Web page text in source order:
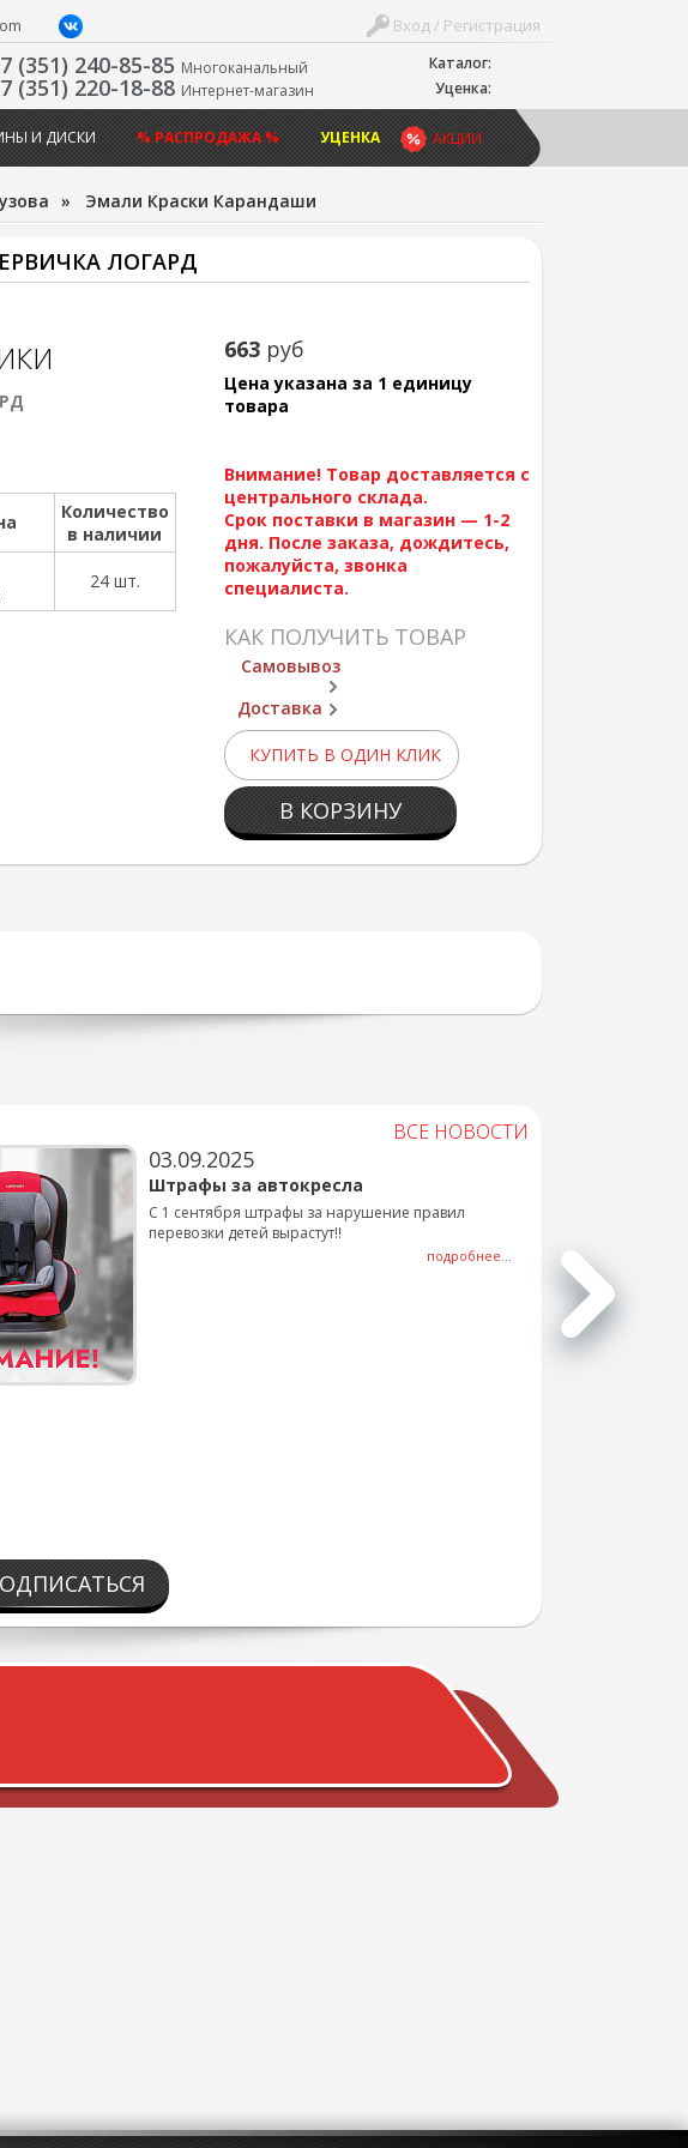
Каталог:
Уценка:
Вход / Регистрация
(351) 240-85-85 Многоканальный
(351) 220-18-88 Интернет-магазин
АКЦИИ
И ДИСКИ % РАСПРОДАЖА % УЦЕНКА
» Эмали Краски Карандаши
ЛОГАРД
663 руб
Цена указана за 1 единицу
товара
Внимание! Товар доставляется с
центрального склада.
Срок поставки в магазин — 1-2
дня. После заказа, дождитесь,
пожалуйста, звонка
специалиста.
КАК ПОЛУЧИТЬ ТОВАР
Самовывоз
Доставка
КУПИТЬ В ОДИН КЛИК
В КОРЗИНУ
Количество
в наличии
24 шт.
ВСЕ НОВОСТИ
03.09.2025
Штрафы за автокресла
С 1 сентября штрафы за нарушение правил
перевозки детей вырастут!!
подробнее...